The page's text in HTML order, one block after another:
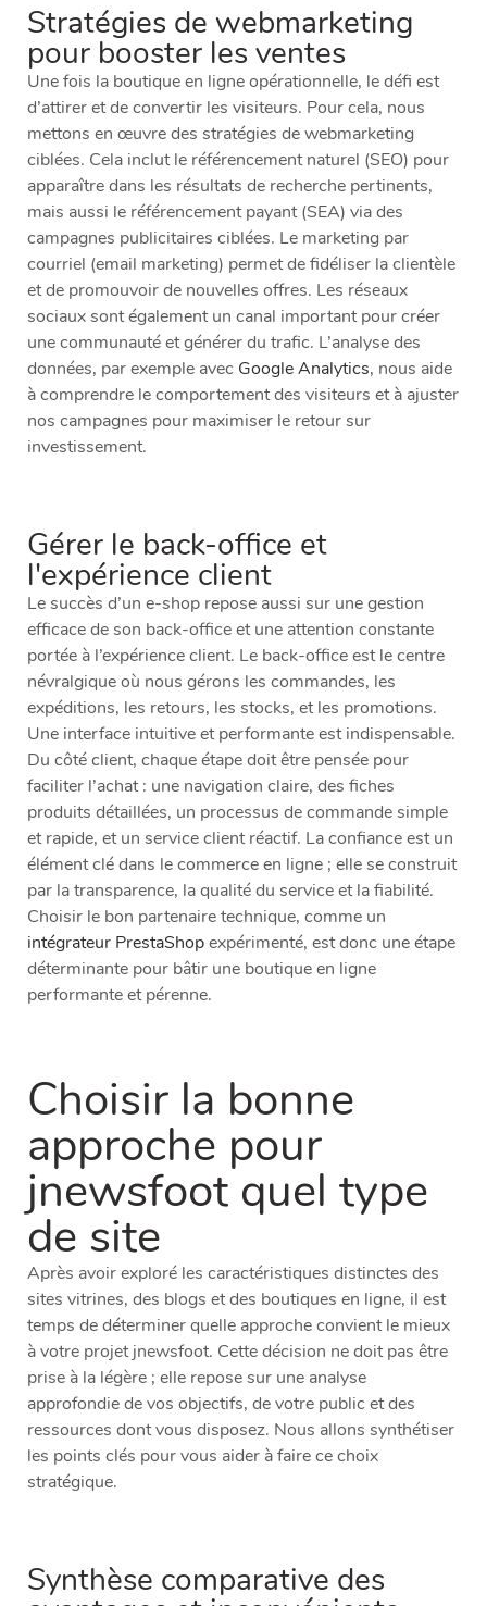
Stratégies de webmarketing
pour booster les ventes
Une fois la boutique en ligne opérationnelle, le défi est
d’attirer et de convertir les visiteurs. Pour cela, nous
mettons en œuvre des stratégies de webmarketing
ciblées. Cela inclut le référencement naturel (SEO) pour
apparaître dans les résultats de recherche pertinents,
mais aussi le référencement payant (SEA) via des
campagnes publicitaires ciblées. Le marketing par
courriel (email marketing) permet de fidéliser la clientèle
et de promouvoir de nouvelles offres. Les réseaux
sociaux sont également un canal important pour créer
une communauté et générer du trafic. L’analyse des
données, par exemple avec Google Analytics, nous aide
à comprendre le comportement des visiteurs et à ajuster
nos campagnes pour maximiser le retour sur
investissement.
Gérer le back-office et
l'expérience client
Le succès d’un e-shop repose aussi sur une gestion
efficace de son back-office et une attention constante
portée à l’expérience client. Le back-office est le centre
névralgique où nous gérons les commandes, les
expéditions, les retours, les stocks, et les promotions.
Une interface intuitive et performante est indispensable.
Du côté client, chaque étape doit être pensée pour
faciliter l’achat : une navigation claire, des fiches
produits détaillées, un processus de commande simple
et rapide, et un service client réactif. La confiance est un
élément clé dans le commerce en ligne ; elle se construit
par la transparence, la qualité du service et la fiabilité.
Choisir le bon partenaire technique, comme un
intégrateur PrestaShopexpérimenté, est donc une étape
déterminante pour bâtir une boutique en ligne
performante et pérenne.
Choisir la bonne
approche pour
jnewsfoot quel type
de site
Après avoir exploré les caractéristiques distinctes des
sites vitrines, des blogs et des boutiques en ligne, il est
temps de déterminer quelle approche convient le mieux
à votre projet jnewsfoot. Cette décision ne doit pas être
prise à la légère ; elle repose sur une analyse
approfondie de vos objectifs, de votre public et des
ressources dont vous disposez. Nous allons synthétiser
les points clés pour vous aider à faire ce choix
stratégique.
Synthèse comparative des